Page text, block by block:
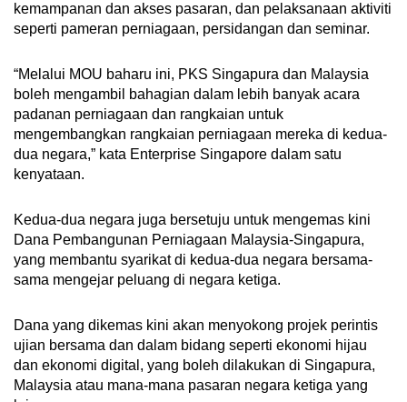
kemampanan dan akses pasaran, dan pelaksanaan aktiviti
seperti pameran perniagaan, persidangan dan seminar.
“Melalui MOU baharu ini, PKS Singapura dan Malaysia
boleh mengambil bahagian dalam lebih banyak acara
padanan perniagaan dan rangkaian untuk
mengembangkan rangkaian perniagaan mereka di kedua-
dua negara,” kata Enterprise Singapore dalam satu
kenyataan.
Kedua-dua negara juga bersetuju untuk mengemas kini
Dana Pembangunan Perniagaan Malaysia-Singapura,
yang membantu syarikat di kedua-dua negara bersama-
sama mengejar peluang di negara ketiga.
Dana yang dikemas kini akan menyokong projek perintis
ujian bersama dan dalam bidang seperti ekonomi hijau
dan ekonomi digital, yang boleh dilakukan di Singapura,
Malaysia atau mana-mana pasaran negara ketiga yang